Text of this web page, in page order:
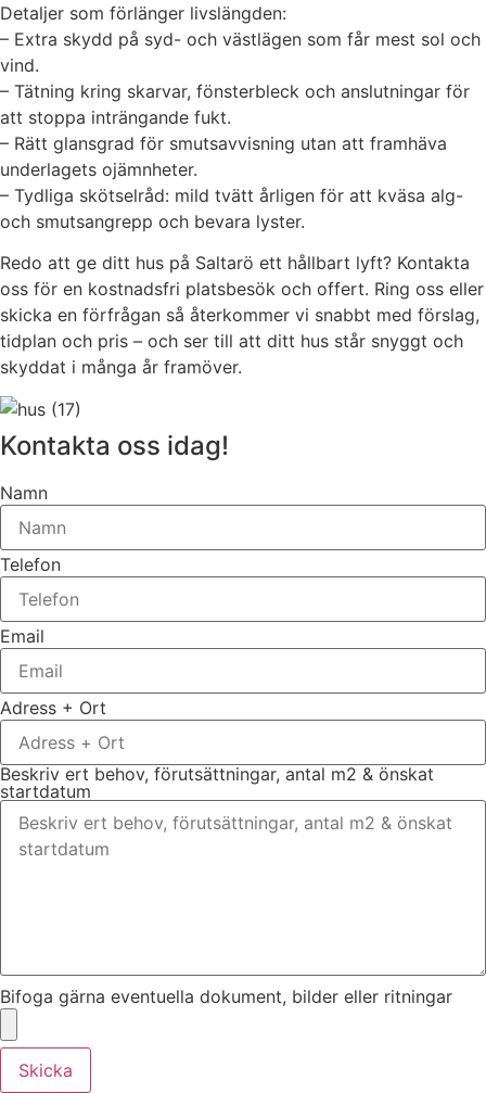
Detaljer som förlänger livslängden:
– Extra skydd på syd- och västlägen som får mest sol och
vind.
– Tätning kring skarvar, fönsterbleck och anslutningar för
att stoppa inträngande fukt.
– Rätt glansgrad för smutsavvisning utan att framhäva
underlagets ojämnheter.
– Tydliga skötselråd: mild tvätt årligen för att kväsa alg-
och smutsangrepp och bevara lyster.
Redo att ge ditt hus på Saltarö ett hållbart lyft? Kontakta
oss för en kostnadsfri platsbesök och offert. Ring oss eller
skicka en förfrågan så återkommer vi snabbt med förslag,
tidplan och pris – och ser till att ditt hus står snyggt och
skyddat i många år framöver.
Kontakta oss idag!
Namn
Telefon
Email
Adress + Ort
Beskriv ert behov, förutsättningar, antal m2 & önskat
startdatum
Bifoga gärna eventuella dokument, bilder eller ritningar
Skicka